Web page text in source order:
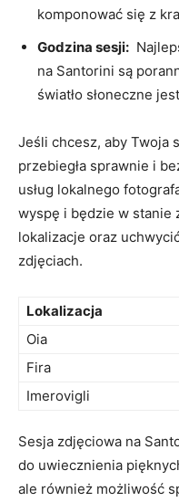
komponować się z
Godzina‌ sesji:
na Santorini‌ są
światło słoneczne
Jeśli ⁣chcesz, aby Twoja
przebiegła sprawnie i
usług⁤ lokalnego⁤
wyspę i będzie w stanie
⁣lokalizacje oraz
zdjęciach.
Lokalizacja
Oia
Fira
Imerovigli
Sesja zdjęciowa na
do uwiecznienia
ale ‌również możliwość